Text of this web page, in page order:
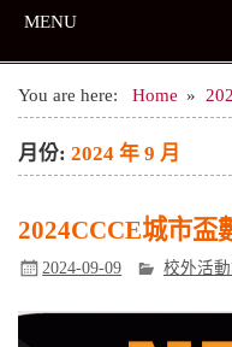
MENU
You are here: Home
月份:2024 年 9 月
2024CCCE城市盃
2024-09-09 校外活